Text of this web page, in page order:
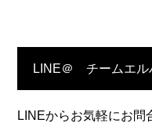
LINE＠ チームエル
LINEからお気軽にお問